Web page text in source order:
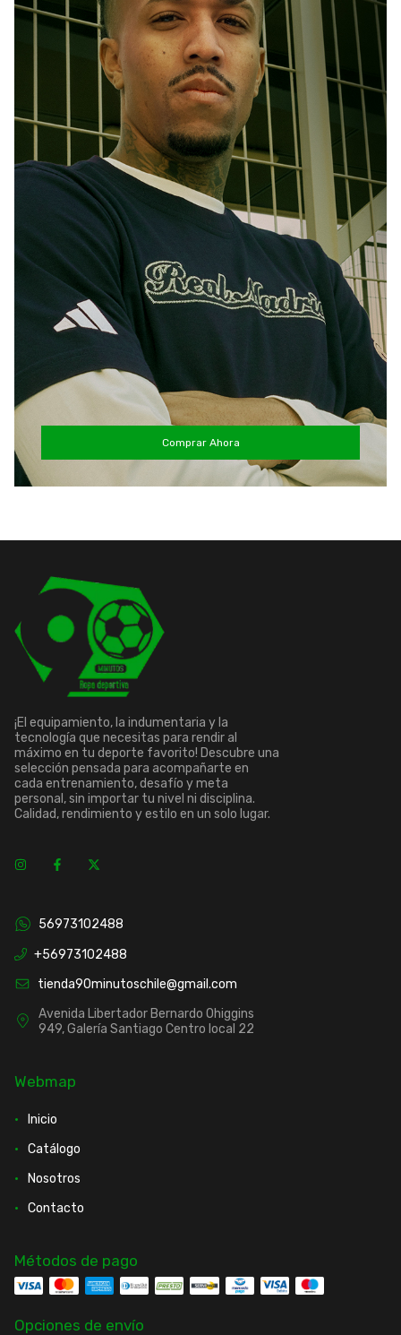
Comprar Ahora
¡El equipamiento, la indumentaria y la
tecnología que necesitas para rendir al
máximo en tu deporte favorito! Descubre una
selección pensada para acompañarte en
cada entrenamiento, desafío y meta
personal, sin importar tu nivel ni disciplina.
Calidad, rendimiento y estilo en un solo lugar.
56973102488
+56973102488
tienda90minutoschile@gmail.com
Avenida Libertador Bernardo Ohiggins
949, Galería Santiago Centro local 22
Webmap
Inicio
Catálogo
Nosotros
Contacto
Métodos de pago
Opciones de envío